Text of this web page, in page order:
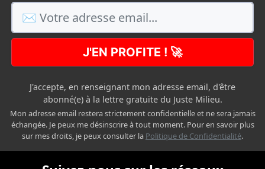
J'EN PROFITE ! 🚀
J'accepte, en renseignant mon adresse email, d'être
abonné(e) à la lettre gratuite du Juste Milieu.
Mon adresse email restera strictement confidentielle et ne sera jamais
échangée. Je peux me désinscrire à tout moment. Pour en savoir plus
sur mes droits, je peux consulter la Politique de Confidentialité.